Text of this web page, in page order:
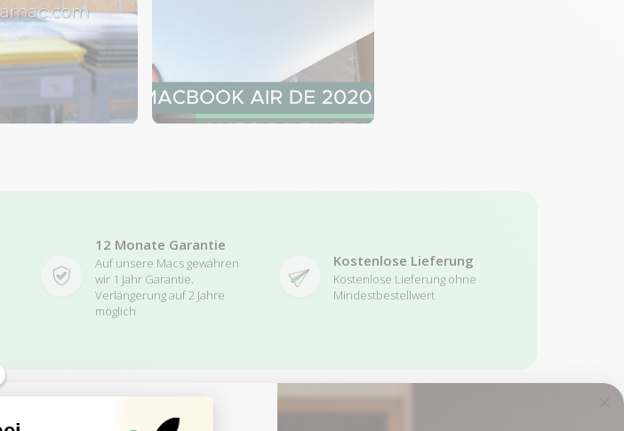
12 Monate Garantie
Auf unsere Macs gewähren
wir 1 Jahr Garantie.
Verlängerung auf 2 Jahre
möglich
Kostenlose Lieferung
Kostenlose Lieferung ohne
Mindestbestellwert